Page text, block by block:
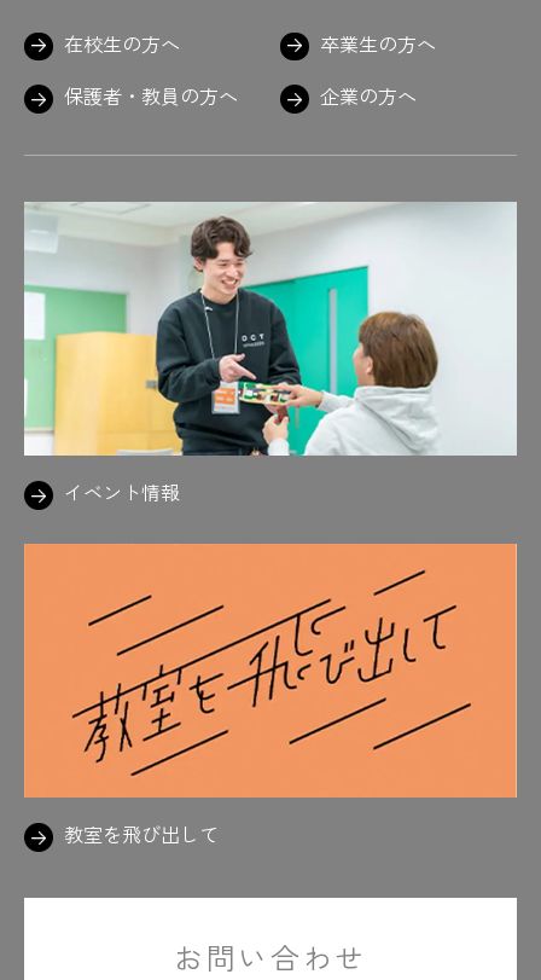
在校生の方へ
卒業生の方へ
保護者・教員の方へ
企業の方へ
イベント情報
教室を飛び出して
お問い合わせ